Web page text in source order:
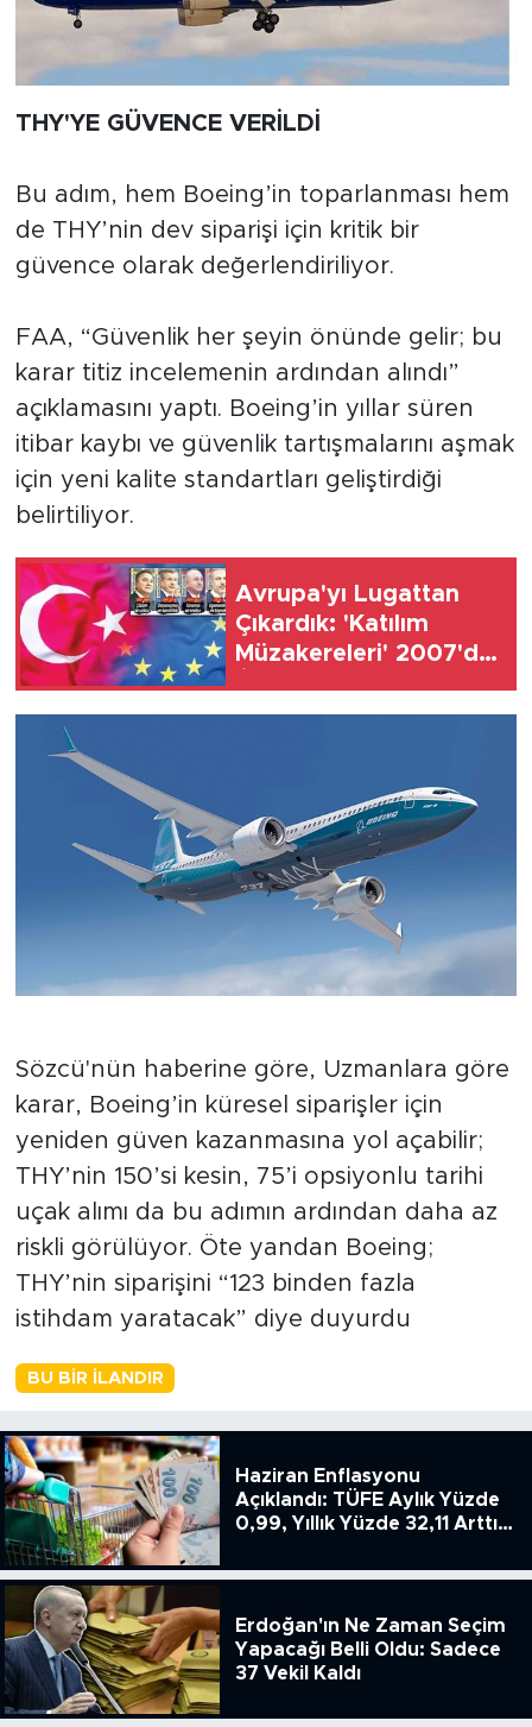
THY'YE GÜVENCE VERİLDİ
Bu adım, hem Boeing’in toparlanması hem
de THY’nin dev siparişi için kritik bir
güvence olarak değerlendiriliyor.
FAA, “Güvenlik her şeyin önünde gelir; bu
karar titiz incelemenin ardından alındı”
açıklamasını yaptı. Boeing’in yıllar süren
itibar kaybı ve güvenlik tartışmalarını aşmak
için yeni kalite standartları geliştirdiği
belirtiliyor.
Avrupa'yı Lugattan
Çıkardık: 'Katılım
Müzakereleri' 2007'de,
2015'te Kullanıldı
Sözcü'nün haberine göre, Uzmanlara göre
karar, Boeing’in küresel siparişler için
yeniden güven kazanmasına yol açabilir;
THY’nin 150’si kesin, 75’i opsiyonlu tarihi
uçak alımı da bu adımın ardından daha az
riskli görülüyor. Öte yandan Boeing;
THY’nin siparişini “123 binden fazla
istihdam yaratacak” diye duyurdu
BU BIR İLANDIR
Haziran Enflasyonu
Açıklandı: TÜFE Aylık Yüzde
0,99, Yıllık Yüzde 32,11 Arttı,
51.49
Erdoğan'ın Ne Zaman Seçim
Yapacağı Belli Oldu: Sadece
37 Vekil Kaldı